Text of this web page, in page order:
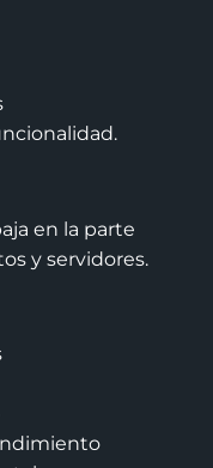
en la parte
y servidores.